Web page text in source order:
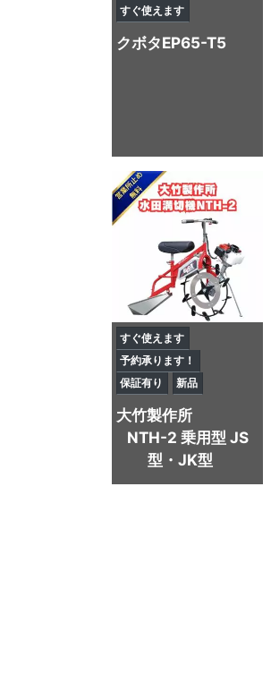
すぐ使えます
クボタEP65-T5
すぐ使えます
予約承ります！
保証有り
新品
大竹製作所
NTH-2 乗用型 JS
型・JK型